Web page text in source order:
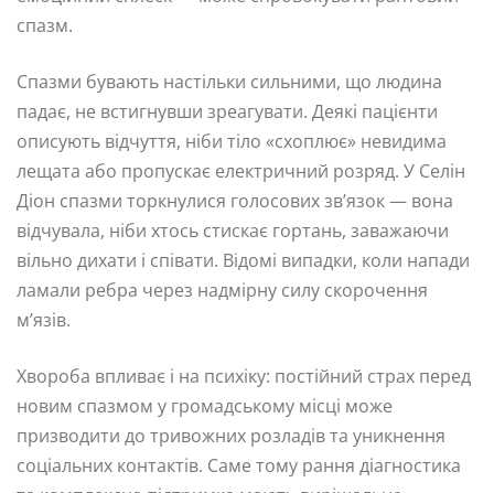
спазм.
Спазми бувають настільки сильними, що людина
падає, не встигнувши зреагувати. Деякі пацієнти
описують відчуття, ніби тіло «схоплює» невидима
лещата або пропускає електричний розряд. У Селін
Діон спазми торкнулися голосових зв’язок — вона
відчувала, ніби хтось стискає гортань, заважаючи
вільно дихати і співати. Відомі випадки, коли напади
ламали ребра через надмірну силу скорочення
м’язів.
Хвороба впливає і на психіку: постійний страх перед
новим спазмом у громадському місці може
призводити до тривожних розладів та уникнення
соціальних контактів. Саме тому рання діагностика